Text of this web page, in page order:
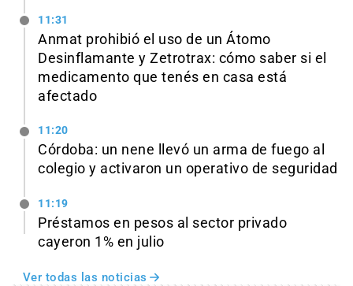
11:31
Anmat prohibió el uso de un Átomo
Desinflamante y Zetrotrax: cómo saber si el
medicamento que tenés en casa está
afectado
11:20
Córdoba: un nene llevó un arma de fuego al
colegio y activaron un operativo de seguridad
11:19
Préstamos en pesos al sector privado
cayeron 1% en julio
Ver todas las noticias